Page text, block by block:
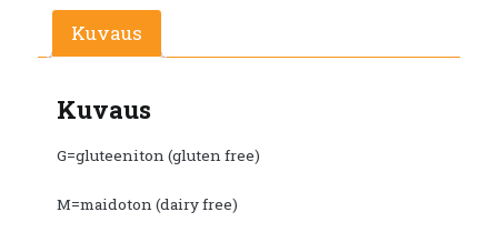
Kuvaus
Kuvaus
G=gluteeniton (gluten free)
M=maidoton (dairy free)